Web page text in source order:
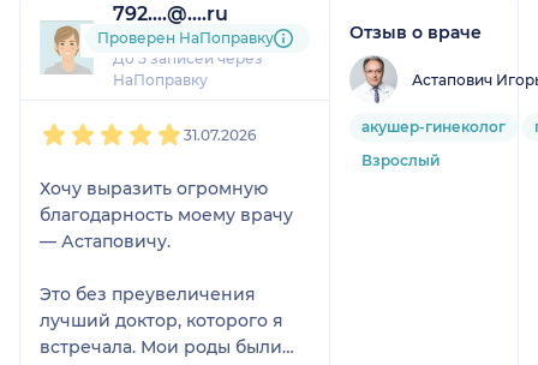
792....@....ru
1 отзыв
До 5 записей через
НаПоправку
Проверен НаПоправку
31.07.2026
Хочу выразить огромную
благодарность моему врачу
— Астаповичу.
Это без преувеличения
лучший доктор, которого я
встречала. Мои роды были
Отзыв о враче
Астапович
акушер-гинеколог
Взрослый